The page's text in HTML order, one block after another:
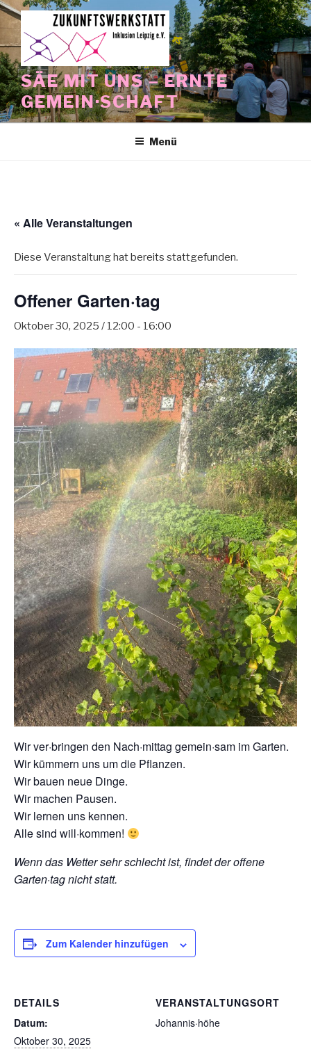
Zum
Inhalt
springen
SÄE MIT UNS – ERNTE
GEMEIN·SCHAFT
Menü
« Alle Veranstaltungen
Diese Veranstaltung hat bereits stattgefunden.
Offener Garten·tag
Oktober 30, 2025 / 12:00 - 16:00
Wir ver·bringen den Nach·mittag gemein·sam im Garten.
Wir kümmern uns um die Pflanzen.
Wir bauen neue Dinge.
Wir machen Pausen.
Wir lernen uns kennen.
Alle sind will·kommen!
Wenn das Wetter sehr schlecht ist, findet der offene
Garten·tag nicht statt.
Zum Kalender hinzufügen
DETAILS
Datum:
Oktober 30, 2025
VERANSTALTUNGSORT
Johannis·höhe